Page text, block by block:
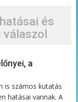
és
a
is számos kutatás
hatásai vannak. A